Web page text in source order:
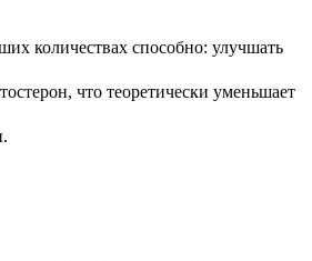
количествах способно: улучшать
что теоретически уменьшает